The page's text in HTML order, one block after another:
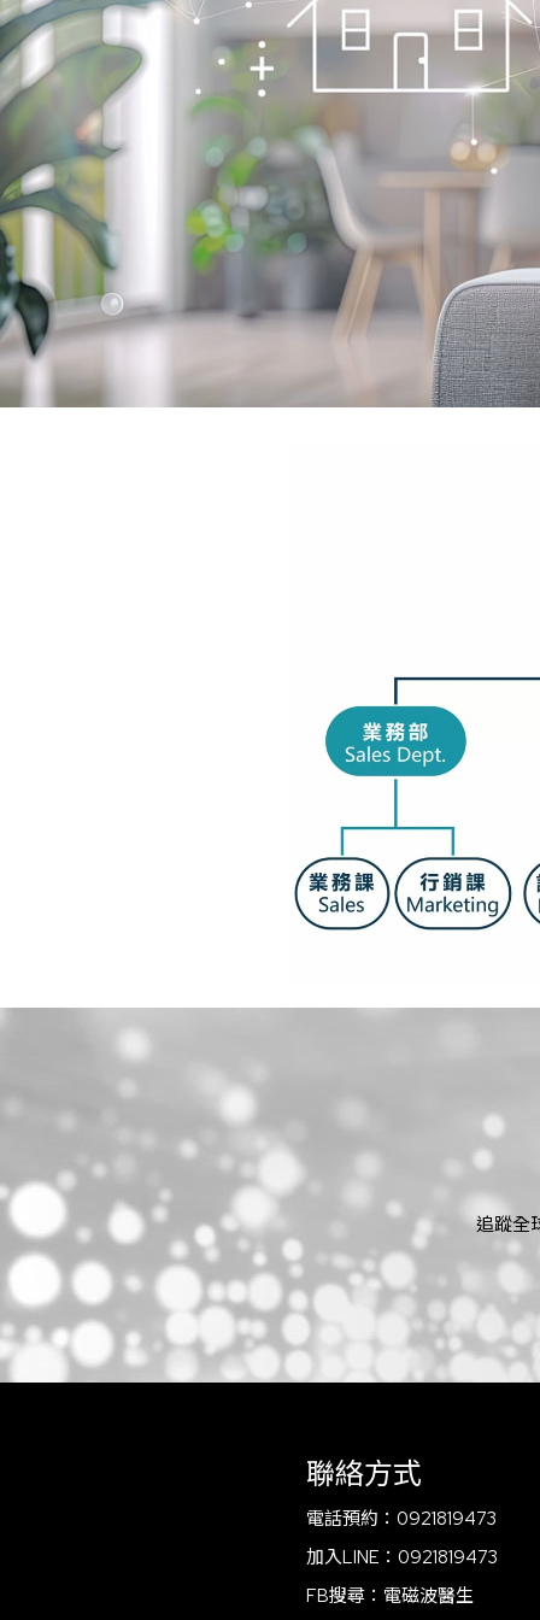
追蹤全
聯絡方式
電話預約： 0921819473
加入LINE： 0921819473
FB搜尋： 電磁波醫生